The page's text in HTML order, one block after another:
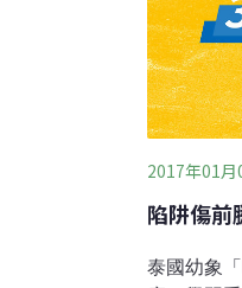
2017年01月
陷阱傷前
泰國幼象